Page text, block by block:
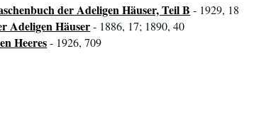
der Adeligen Häuser, Teil B - 1929, 18
Adeligen Häuser- 1886, 17; 1890, 40
Heeres- 1926, 709